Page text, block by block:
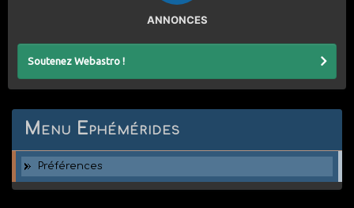
ANNONCES
Soutenez Webastro !
Menu Ephémérides
Préférences